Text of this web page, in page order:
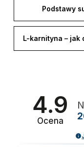
Podstawy
L-karnityna – jak
4.9
Ocena